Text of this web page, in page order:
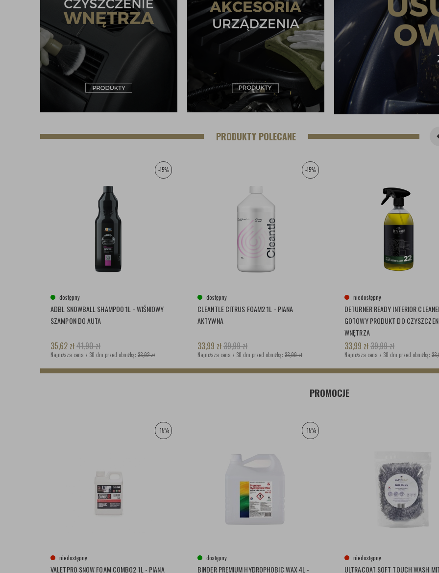
PRODUKTY POLECANE
-15%
dostępny
ADBL SNOWBALL SHAMPOO 1L - WIŚNIOWY
SZAMPON DO AUTA
35,62 zł41,90zł
Najniższa cena z 30 dni przed obniżką: 33,92 zł
-15%
dostępny
CLEANTLE CITRUS FOAM2 1L - PIANA
AKTYWNA
33,99 zł39,99zł
Najniższa cena z 30 dni przed obniżką: 33,99 zł
niedostępny
DETURNER READY INTERIOR
GOTOWY PRODUKT DO
WNĘTRZA
33,99 zł39,99zł
Najniższa cena z 30 dni przed obniżką:
PROMOCJE
-15%
niedostępny
VALETPRO SNOW FOAM COMBO2 1L - PIANA
-15%
dostępny
BINDER PREMIUM HYDROPHOBIC WAX 4L -
niedostępny
ULTRACOAT SOFT TOUCH WASH